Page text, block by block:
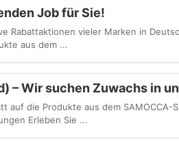
Job für Sie!
Rabattaktionen vieler Marken in
aus dem ...
Wir suchen Zuwachs in
die Produkte aus dem SAMOCCA-
Erleben Sie ...